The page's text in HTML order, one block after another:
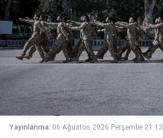
Yayınlanma: 06 Ağustos 2026 Perşembe 21:13